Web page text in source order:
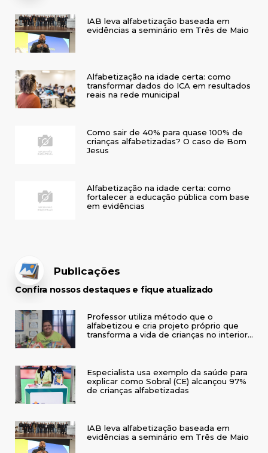
IAB leva alfabetização baseada em
evidências a seminário em Três de Maio
Alfabetização na idade certa: como
transformar dados do ICA em resultados
reais na rede municipal
Como sair de 40% para quase 100% de
crianças alfabetizadas? O caso de Bom
Jesus
Alfabetização na idade certa: como
fortalecer a educação pública com base
em evidências
Publicações
Confira nossos destaques e fique atualizado
Professor utiliza método que o
alfabetizou e cria projeto próprio que
transforma a vida de crianças no interior
Especialista usa exemplo da saúde para
explicar como Sobral (CE) alcançou 97%
de crianças alfabetizadas
IAB leva alfabetização baseada em
evidências a seminário em Três de Maio